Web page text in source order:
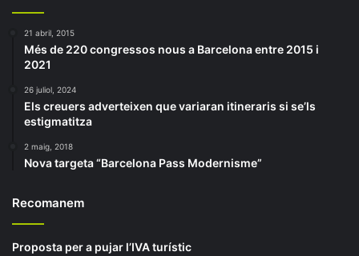
21 abril, 2015
Més de 220 congressos nous a Barcelona entre 2015 i
2021
26 juliol, 2024
Els creuers adverteixen que variaran itineraris si se’ls
estigmatitza
2 maig, 2018
Nova targeta “Barcelona Pass Modernisme”
Recomanem
Proposta per a pujar l’IVA turístic